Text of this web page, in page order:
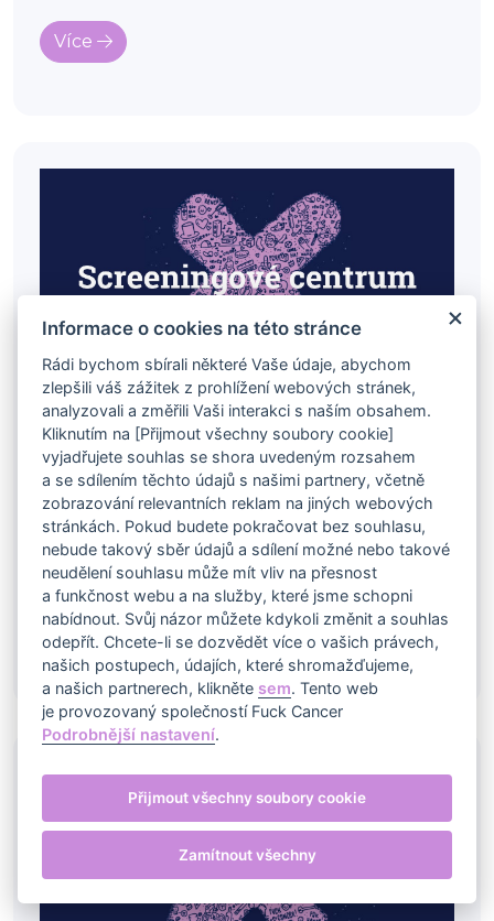
Více
MEDIAG PB, s.r.o.
Telefon Email Web
nám. Dr. M. Horákové 8, Karlovy Vary , 360
01
Více
Informace o cookies na této stránce
Rádi bychom sbírali některé Vaše údaje, abychom
zlepšili váš zážitek z prohlížení webových stránek,
analyzovali a změřili Vaši interakci s naším obsahem.
Kliknutím na [Přijmout všechny soubory cookie]
vyjadřujete souhlas se shora uvedeným rozsahem
a se sdílením těchto údajů s našimi partnery, včetně
zobrazování relevantních reklam na jiných webových
stránkách. Pokud budete pokračovat bez souhlasu,
nebude takový sběr údajů a sdílení možné nebo takové
neudělení souhlasu může mít vliv na přesnost
a funkčnost webu a na služby, které jsme schopni
nabídnout. Svůj názor můžete kdykoli změnit a souhlas
odepřít. Chcete-li se dozvědět více o vašich právech,
našich postupech, údajích, které shromažďujeme,
a našich partnerech, klikněte sem. Tento web
je provozovaný společností Fuck Cancer
Podrobnější nastavení.
Přijmout všechny soubory cookie
Zamítnout všechny